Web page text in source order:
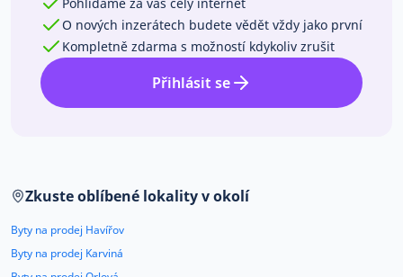
Okamžitý výkup
Přehled realitních makléřů
O nás
Kariéra
Kontakt
O nových inzerátech budete vědět vždy jako první
Kompletně zdarma s možností kdykoliv zrušit
Přihlásit se
Zkuste oblíbené lokality v okolí
Byty na prodej Havířov
Byty na prodej Karviná